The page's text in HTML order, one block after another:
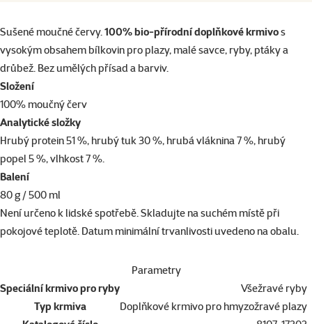
superzoo.product.detail.content
Sušené moučné červy.100% bio-přírodní doplňkové krmivos
vysokým obsahem bílkovin pro plazy, malé savce, ryby, ptáky a
drůbež. Bez umělých přísad a barviv.
Složení
100% moučný červ
Analytické složky
Hrubý protein 51 %, hrubý tuk 30 %, hrubá vláknina 7 %, hrubý
popel 5 %, vlhkost 7 %.
Balení
80 g / 500 ml
Není určeno k lidské spotřebě. Skladujte na suchém místě při
pokojové teplotě. Datum minimální trvanlivosti uvedeno na obalu.
Parametry
Speciální krmivo pro ryby
Všežravé ryby
Typ krmiva
Doplňkové krmivo pro hmyzožravé plazy